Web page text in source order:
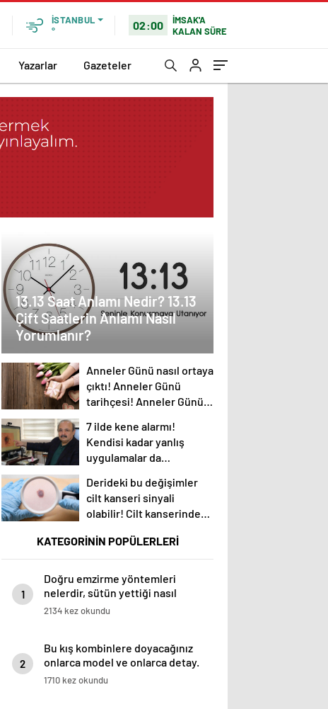
İSTANBUL
°
02:00
İMSAK'A
KALAN SÜRE
Yazarlar Gazeteler
13.13 Saat Anlamı Nedir? 13.13
Çift Saatlerin Anlamı Nasıl
Yorumlanır?
Anneler Günü nasıl ortaya
çıktı! Anneler Günü
tarihçesi! Anneler Günü
7 ilde kene alarmı!
Kendisi kadar yanlış
uygulamalar da
hataları yapmayın
Derideki bu değişimler
cilt kanseri sinyali
olabilir! Cilt kanserinden
KATEGORİNİN POPÜLERLERİ
1
Doğru emzirme yöntemleri
nelerdir, sütün yettiği nasıl
anlaşılır?
2134 kez okundu
2
Bu kış kombinlere doyacağınız
onlarca model ve onlarca detay.
1710 kez okundu